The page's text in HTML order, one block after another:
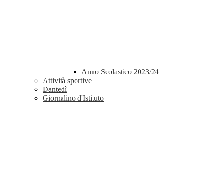
Anno Scolastico 2023/24
Attività sportive
Dantedì
Giornalino d'Istituto